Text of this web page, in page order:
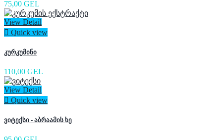
75,00 GEL
View Detail
 Quick view
კურკუმინი
110,00 GEL
View Detail
 Quick view
ვიტექსი - აბრაამის ხე